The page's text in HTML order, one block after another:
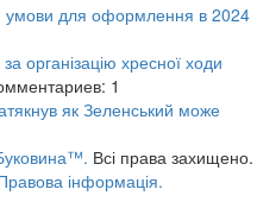
умови для оформлення в 2024
організацію хресної ходи
1
як Зеленський може
Всі права захищено.
інформація.